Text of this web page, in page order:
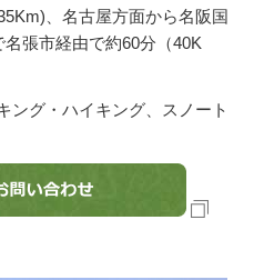
、名古屋方面から名阪国
張市経由で約60分（40K
ング・ハイキング、スノート